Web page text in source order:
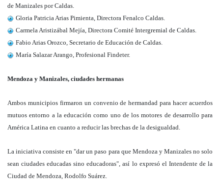
de Manizales por Caldas.
Gloria Patricia Arias Pimienta, Directora Fenalco Caldas.
Carmela Aristizábal Mejía, Directora Comité Intergremial de Caldas.
Fabio Arias Orozco, Secretario de Educación de Caldas.
María Salazar Arango, Profesional Findeter.
Mendoza y Manizales, ciudades hermanas
Ambos municipios firmaron un convenio de hermandad para hacer acuerdos
mutuos entorno a la educación como uno de los motores de desarrollo para
América Latina en cuanto a reducir las brechas de la desigualdad.
La iniciativa consiste en "dar un paso para que Mendoza y Manizales no solo
sean ciudades educadas sino educadoras", así lo expresó el Intendente de la
Ciudad de Mendoza, Rodolfo Suárez.